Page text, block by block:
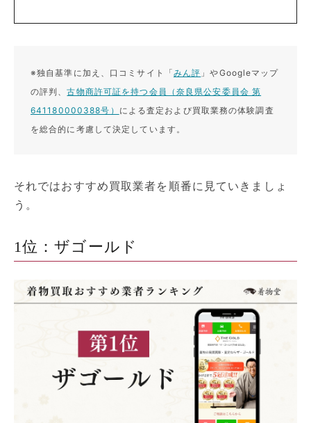
※独自基準に加え、口コミサイト「みん評 」やGoogleマップ
の評判、古物商許可証を持つ会員（奈良県公安委員会 第
641180000388号） による査定および買取業務の体験調査
を総合的に考慮して決定しています。
それではおすすめ買取業者を順番に見ていきましょ
う。
1位：ザゴールド